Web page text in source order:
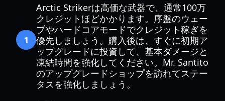
1
Arctic Strikerは高価な武器で、通常100万
クレジットほどかかります。序盤のウェー
ブやハードコアモードでクレジット稼ぎを
優先しましょう。購入後は、すぐに初期ア
ップグレードに投資して、基本ダメージと
凍結時間を強化してください。Mr. Santito
のアップグレードショップを訪れてステー
タスを強化しましょう。